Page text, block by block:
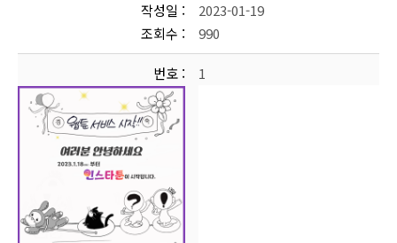
작성일
2023-01-19
조회수
990
번호 1